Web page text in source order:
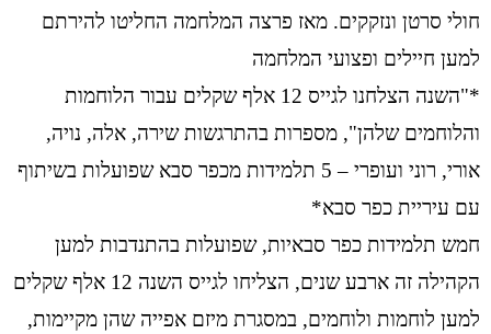
חולי סרטן ונזקקים. מאז פרצה המלחמה החליטו להירתם
למען חיילים ופצועי המלחמה
*"השנה הצלחנו לגייס 12 אלף שקלים עבור הלוחמות
והלוחמים שלהן", מספרות בהתרגשות שירה, אלה, נויה,
אורי, רוני ועופרי – 5 תלמידות מכפר סבא שפועלות בשיתוף
עם עיריית כפר סבא*
חמש תלמידות כפר סבאיות, שפועלות בהתנדבות למען
הקהילה זה ארבע שנים, הצליחו לגייס השנה 12 אלף שקלים
למען לוחמות ולוחמים, במסגרת מיזם אפייה שהן מקיימות,